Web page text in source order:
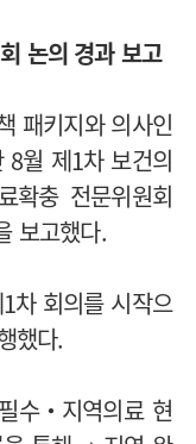
논의 경과 보고
패키지와 의사인
8월 제1차 보건의
확충 전문위원회
보고했다.
차 회의를 시작으
했다.
수‧지역의료 현